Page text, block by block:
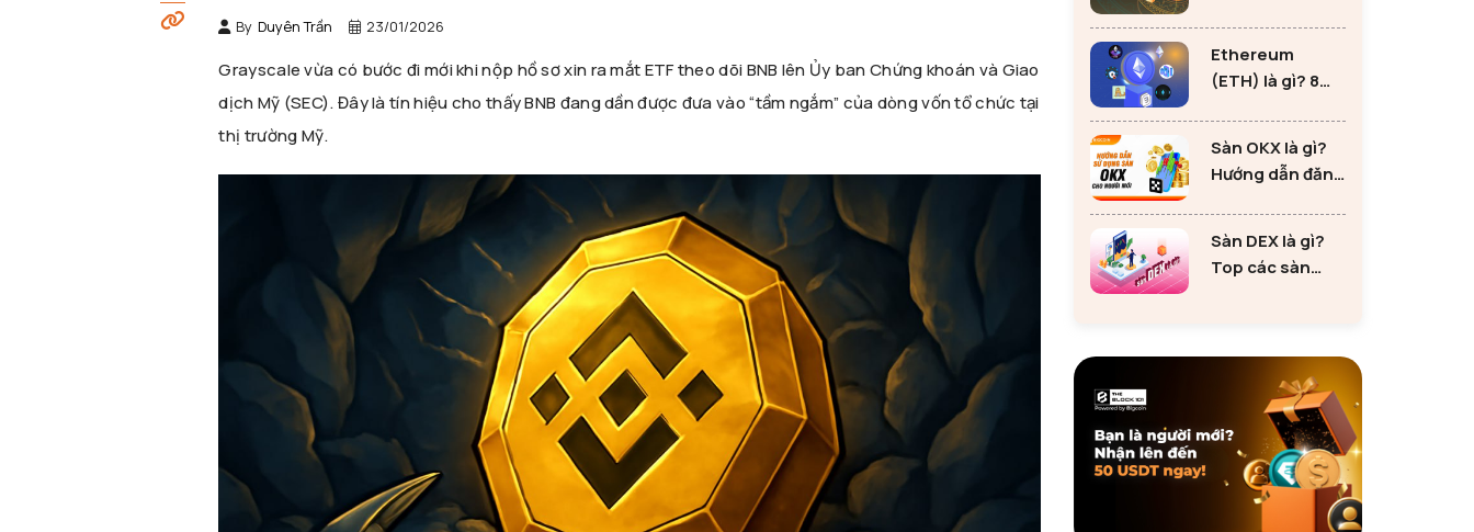
By Duyên Trần 23/01/2026
Grayscale vừa có bước đi mới khi nộp hồ sơ xin ra mắt ETF theo dõi BNB lên Ủy ban Chứng khoán và Giao
dịch Mỹ (SEC). Đây là tín hiệu cho thấy BNB đang dần được đưa vào “tầm ngắm” của dòng vốn tổ chức tại
thị trường Mỹ.
Bitcoin
Ethereum
(ETH) là gì? 8
tư Ethereum
Sàn OKX là gì?
Hướng dẫn đăng
mới
Sàn DEX là gì?
Top các sàn